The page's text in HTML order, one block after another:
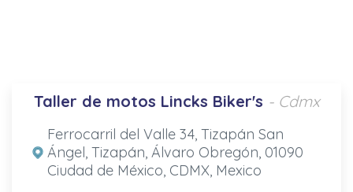
Taller de motos Lincks Biker's - Cdmx
Ferrocarril del Valle 34, Tizapán San
Ángel, Tizapán, Álvaro Obregón, 01090
Ciudad de México, CDMX, Mexico